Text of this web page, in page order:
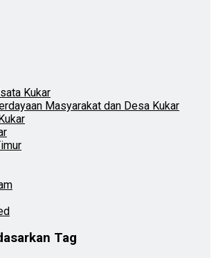
Kukar
Masyarakat dan Desa Kukar
Tag